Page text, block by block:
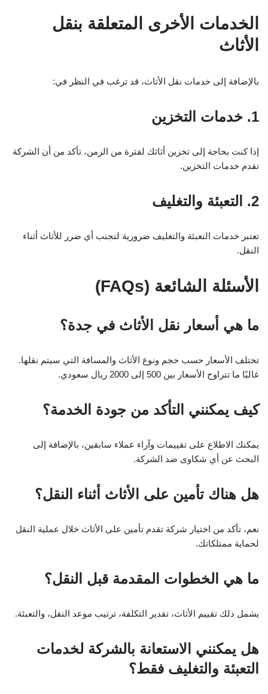
الخدمات الأخرى المتعلقة بنقل
الأثاث
بالإضافة إلى خدمات نقل الأثاث، قد ترغب في النظر في:
1. خدمات التخزين
إذا كنت بحاجة إلى تخزين أثاثك لفترة من الزمن، تأكد من أن الشركة
تقدم خدمات التخزين.
2. التعبئة والتغليف
تعتبر خدمات التعبئة والتغليف ضرورية لتجنب أي ضرر للأثاث أثناء
النقل.
الأسئلة الشائعة (FAQs)
ما هي أسعار نقل الأثاث في جدة؟
تختلف الأسعار حسب حجم ونوع الأثاث والمسافة التي سيتم نقلها.
غالبًا ما تتراوح الأسعار بين 500 إلى 2000 ريال سعودي.
كيف يمكنني التأكد من جودة الخدمة؟
يمكنك الاطلاع على تقييمات وآراء عملاء سابقين، بالإضافة إلى
البحث عن أي شكاوى ضد الشركة.
هل هناك تأمين على الأثاث أثناء النقل؟
نعم، تأكد من اختيار شركة تقدم تأمين على الأثاث خلال عملية النقل
لحماية ممتلكاتك.
ما هي الخطوات المقدمة قبل النقل؟
يشمل ذلك تقييم الأثاث، تقدير التكلفة، ترتيب موعد النقل، والتعبئة.
هل يمكنني الاستعانة بالشركة لخدمات
التعبئة والتغليف فقط؟